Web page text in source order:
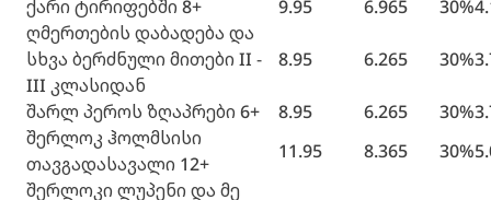
ქარი ტირიფებში 8+
9.95 6.965 30%
ღმერთების დაბადება და
სხვა ბერძნული მითები II -
III კლასიდან
8.95 6.265 30%
შარლ პეროს ზღაპრები 6+ 8.95 6.265 30%
შერლოკ ჰოლმსისი
თავგადასავალი 12+
11.95 8.365 30%
შერლოკი ლუპენი და მე